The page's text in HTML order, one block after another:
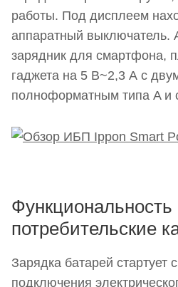
работы. Под дисплеем
аппаратный
зарядник для смартфона,
гаджета на 5 В~2,3 А с
полноформатным типа A и
Функциональность
потребительские
Зарядка батарей стартует
подключения